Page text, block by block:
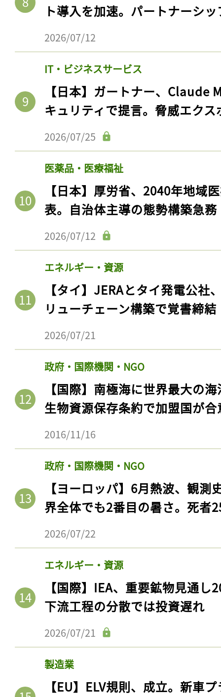
ト導入を加速。パートナーシ
2026/07/12
IT・ビジネスサービス
【日本】ガートナー、Claude
キュリティで提言。脅威エク
2026/07/25
医薬品・医療福祉
【日本】厚労省、2040年地域
表。自治体主導の態勢構築急務
2026/07/12
エネルギー・資源
【タイ】JERAとタイ発電公社
リューチェーン構築で覚書締結
2026/07/21
政府・国際機関・NGO
【国際】南極海に世界最大の
生物資源保存条約で加盟国が合
2016/11/16
政府・国際機関・NGO
【ヨーロッパ】6月熱波、観
界全体でも2番目の暑さ。死者
2026/07/22
エネルギー・資源
【国際】IEA、重要鉱物見通
下流工程の分散では投資遅れ
2026/07/21
製造業
【EU】ELV規則、成立。新車
記事をお気に入りに
ログインが必
ログイン